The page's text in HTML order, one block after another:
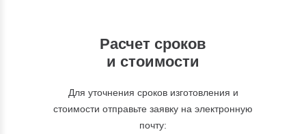
Расчет сроков
и стоимости
Для уточнения сроков изготовления и
стоимости отправьте заявку на электронную
почту: